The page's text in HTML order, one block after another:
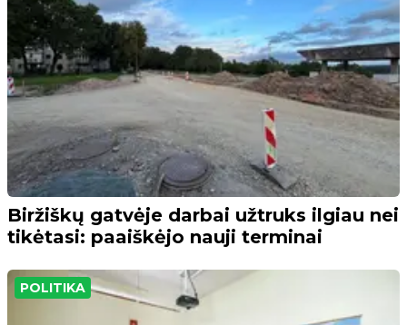
Biržiškų gatvėje darbai užtruks ilgiau nei
tikėtasi: paaiškėjo nauji terminai
POLITIKA